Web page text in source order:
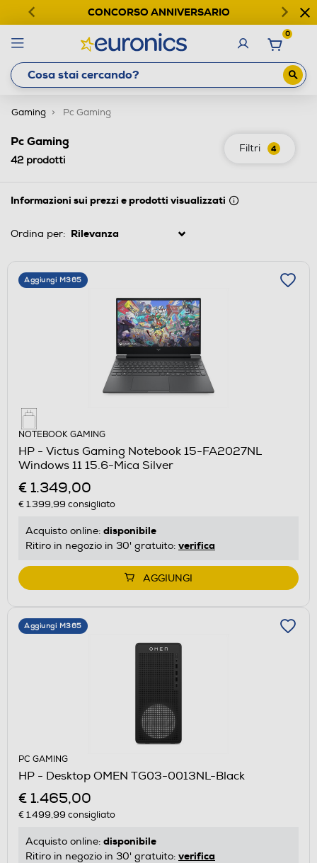
CONCORSO ANNIVERSARIO
0
Gaming Pc Gaming
Filtri 4
Pc Gaming
42prodotti
Informazioni sui prezzi e prodotti visualizzati
Ordina per:
Aggiungi M365
NOTEBOOK GAMING
HP - Victus Gaming Notebook 15-FA2027NL
Windows 11 15.6-Mica Silver
€ 1.349,00
€ 1.399,99 consigliato
Acquisto online: disponibile
Ritiro in negozio in 30' gratuito: verifica
AGGIUNGI
Aggiungi M365
PC GAMING
HP - Desktop OMEN TG03-0013NL-Black
€ 1.465,00
€ 1.499,99 consigliato
Acquisto online: disponibile
Ritiro in negozio in 30' gratuito: verifica